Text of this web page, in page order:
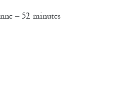
– 52 minutes